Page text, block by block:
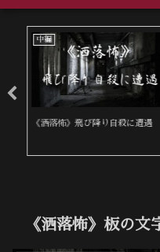
中編
《洒落怖》飛び降り自殺に遭遇
《洒落怖》板の文